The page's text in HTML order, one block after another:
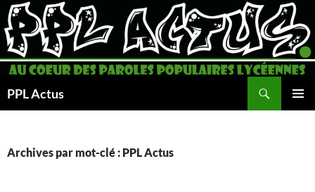
Aller
au
contenu
PPL Actus
Archives par mot-clé : PPL Actus